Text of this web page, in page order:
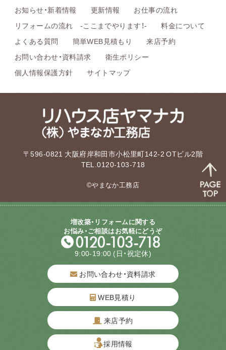
お知らせ・新着情報
更新情報
お仕事の流れ
リフォームの流れ -ここまでやります！-
料金について
よくある質問
簡単WEB見積もり
来店予約
お問い合わせ・資料請求
衛生ポリシー
個人情報保護方針
サイトマップ
〒596-0821 大阪府岸和田市小松里町142-2 OTビル2階
TEL.0120-103-718
©やまなか工務店
増改築・リフォームに関する
お悩み・ご相談はお気軽にどうぞ
9:00-19:00 (日・祝定休)
お問い合わせ・資料請求
WEB見積り
来店予約
採用情報